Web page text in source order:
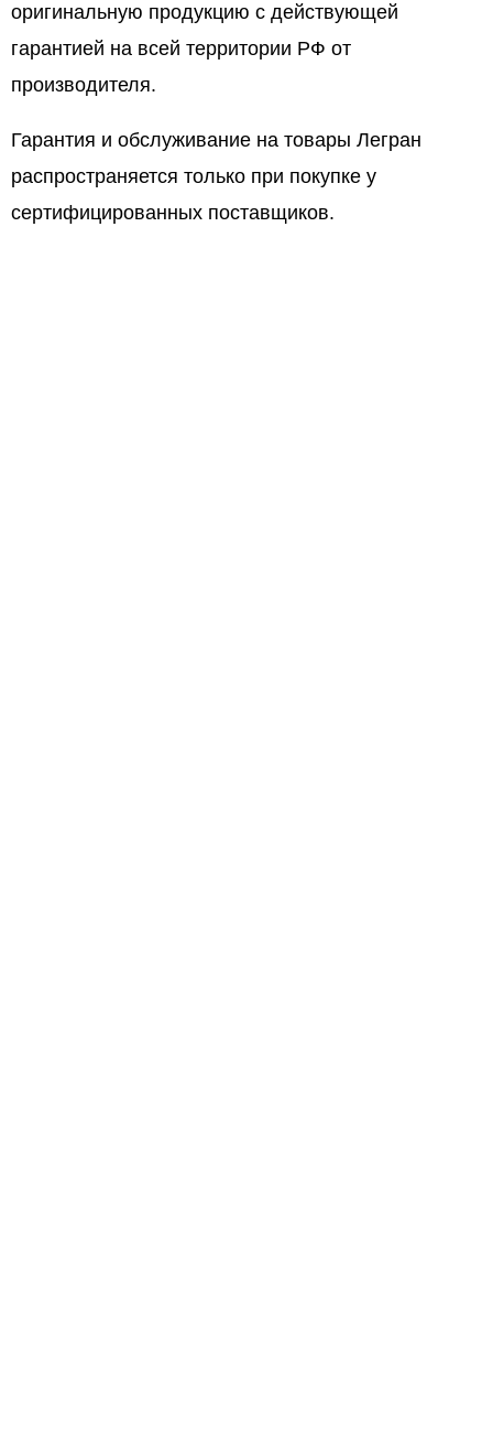
оригинальную продукцию с действующей
гарантией на всей территории РФ от
производителя.
Гарантия и обслуживание на товары Легран
распространяется только при покупке у
сертифицированных поставщиков.